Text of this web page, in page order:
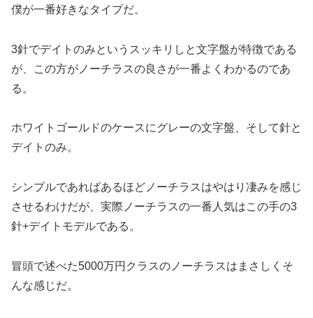
僕が一番好きなタイプだ。
3針でデイトのみというスッキリしと文字盤が特徴である
が、この方がノーチラスの良さが一番よくわかるのであ
る。
ホワイトゴールドのケースにグレーの文字盤、そして針と
デイトのみ。
シンプルであればあるほどノーチラスはやはり凄みを感じ
させるわけだが、実際ノーチラスの一番人気はこの手の3
針+デイトモデルである。
冒頭で述べた5000万円クラスのノーチラスはまさしくそ
んな感じだ。